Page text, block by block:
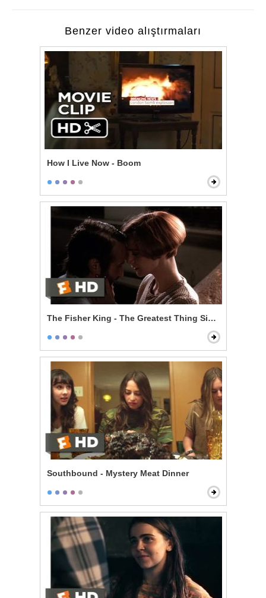
Benzer video alıştırmaları
How I Live Now - Boom
The Fisher King - The Greatest Thing Since Spice
Southbound - Mystery Meat Dinner